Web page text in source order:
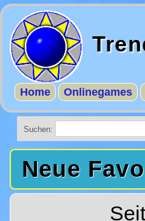
Home Onlinegames
Suchen:
Neue